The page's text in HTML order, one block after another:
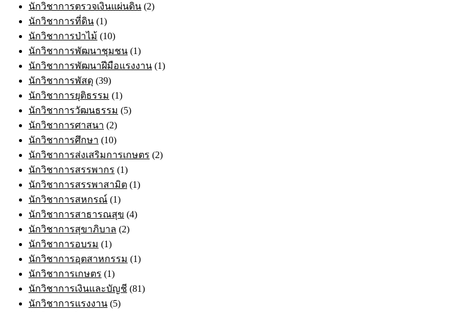
นักวิชาการตรวจเงินแผ่นดิน (2)
นักวิชาการที่ดิน (1)
นักวิชาการป่าไม้ (10)
นักวิชาการพัฒนาชุมชน (1)
นักวิชาการพัฒนาฝีมือแรงงาน (1)
นักวิชาการพัสดุ (39)
นักวิชาการยุติธรรม (1)
นักวิชาการวัฒนธรรม (5)
นักวิชาการศาสนา (2)
นักวิชาการศึกษา (10)
นักวิชาการส่งเสริมการเกษตร (2)
นักวิชาการสรรพากร (1)
นักวิชาการสรรพาสามิต (1)
นักวิชาการสหกรณ์ (1)
นักวิชาการสาธารณสุข (4)
นักวิชาการสุขาภิบาล (2)
นักวิชาการอบรม (1)
นักวิชาการอุตสาหกรรม (1)
นักวิชาการเกษตร (1)
นักวิชาการเงินและบัญชี (81)
นักวิชาการแรงงาน (5)